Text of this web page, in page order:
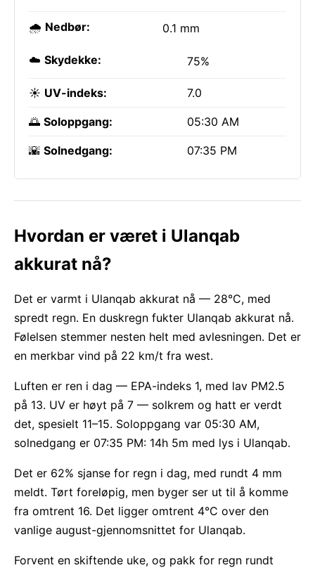
🌧️ Nedbør: 0.1 mm
☁️ Skydekke: 75%
☀️ UV-indeks: 7.0
🌅 Soloppgang: 05:30 AM
🌇 Solnedgang: 07:35 PM
Hvordan er været i Ulanqab
akkurat nå?
Det er varmt i Ulanqab akkurat nå — 28°C, med
spredt regn. En duskregn fukter Ulanqab akkurat nå.
Følelsen stemmer nesten helt med avlesningen. Det er
en merkbar vind på 22 km/t fra west.
Luften er ren i dag — EPA-indeks 1, med lav PM2.5
på 13. UV er høyt på 7 — solkrem og hatt er verdt
det, spesielt 11–15. Soloppgang var 05:30 AM,
solnedgang er 07:35 PM: 14h 5m med lys i Ulanqab.
Det er 62% sjanse for regn i dag, med rundt 4 mm
meldt. Tørt foreløpig, men byger ser ut til å komme
fra omtrent 16. Det ligger omtrent 4°C over den
vanlige august-gjennomsnittet for Ulanqab.
Forvent en skiftende uke, og pakk for regn rundt